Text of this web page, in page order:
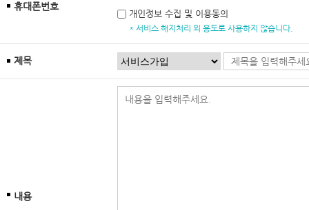
휴대폰번호
개인정보 수집 및 이용동의
* 서비스 해지처리 외 용도로 사용하지 않습니다.
제목
내용